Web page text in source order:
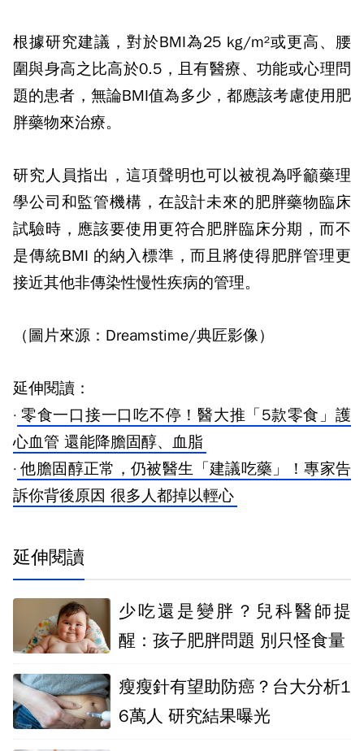
根據研究建議，對於BMI為25 kg/m²或更高、腰
圍與身高之比高於0.5 ，且有醫療、功能或心理問
題的患者，無論BMI值為多少，都應該考慮使用肥
胖藥物來治療。
研究人員指出，這項聲明也可以被視為呼籲藥理
學公司和監管機構，在設計未來的肥胖藥物臨床
試驗時，應該要使用更符合肥胖臨床分期，而不
是傳統BMI 的納入標準，而且將使得肥胖管理更
接近其他非傳染性慢性疾病的管理。
（圖片來源：Dreamstime/典匠影像）
延伸閱讀：
· 零食一口接一口吃不停！醫大推「5款零食」護
心血管 還能降膽固醇、血脂
· 他膽固醇正常，仍被醫生「建議吃藥」！專家告
訴你背後原因 很多人都掉以輕心
延伸閱讀
少吃還是變胖？兒科醫師提
醒：孩子肥胖問題 別只怪食量
瘦瘦針有望助防癌？台大分析1
6萬人 研究結果曝光